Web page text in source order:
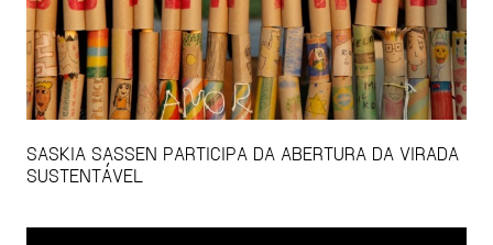
SASKIA SASSEN PARTICIPA DA ABERTURA DA VIRADA
SUSTENTÁVEL